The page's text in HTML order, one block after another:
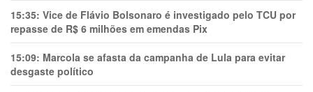
15:35: Vice de Flávio Bolsonaro é investigado pelo TCU por
repasse de R$ 6 milhões em emendas Pix
15:09: Marcola se afasta da campanha de Lula para evitar
desgaste político